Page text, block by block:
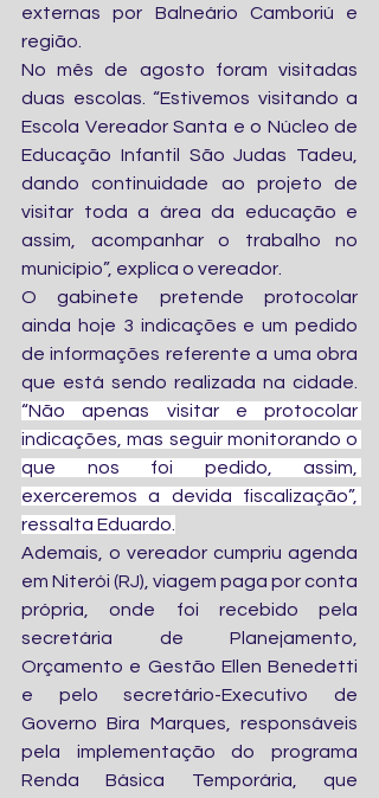
externas por Balneário Camboriú e
região.
No mês de agosto foram visitadas
duas escolas. “Estivemos visitando a
Escola Vereador Santa e o Núcleo de
Educação Infantil São Judas Tadeu,
dando continuidade ao projeto de
visitar toda a área da educação e
assim, acompanhar o trabalho no
município”, explica o vereador.
O gabinete pretende protocolar
ainda hoje 3 indicações e um pedido
de informações referente a uma obra
“Não apenas visitar e protocolar
indicações, mas seguir monitorando o
que nos foi pedido, assim,
exerceremos a devida fiscalização”,
ressalta Eduardo.
Ademais, o vereador cumpriu agenda
em Niterói (RJ), viagem paga por conta
própria, onde foi recebido pela
secretária de Planejamento,
Orçamento e Gestão Ellen Benedetti
e pelo secretário-Executivo de
Governo Bira Marques, responsáveis
pela implementação do programa
Renda Básica Temporária, que